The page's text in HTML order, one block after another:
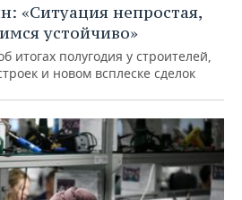
«Ситуация непростая,
устойчиво»
итогах полугодия у строителей,
и новом всплеске сделок